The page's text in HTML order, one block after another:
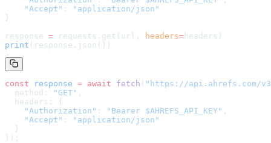
    "Accept"
:
"application/json"
}
response = requests.get(url, headers= headers )
print (response.json())
const response = await fetch ( " https://api.ahrefs.com/
  method:
"GET" ,
  headers: {
    "Authorization"
: "Bearer $AHREFS_API_KEY" ,
    "Accept"
:
"application/json"
  }
});